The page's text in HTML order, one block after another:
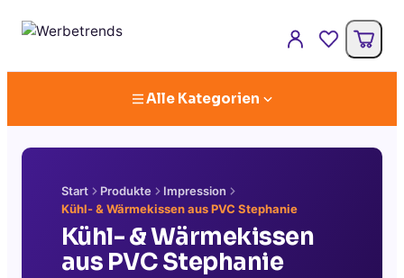
Alle Kategorien
Start Produkte
Impression
Kühl- & Wärmekissen aus PVC Stephanie
Kühl- & Wärmekissen
aus PVC Stephanie